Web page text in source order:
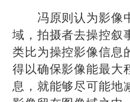
冯原则认为影像
域，拍摄者去操控叙
类比为操控影像信息
得以确保影像能最大
息，就能够尽可能地